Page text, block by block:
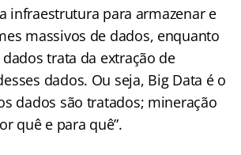
infraestrutura para armazenar e
massivos de dados, enquanto
trata da extração de
dados. Ou seja, Big Data é o
dados são tratados; mineração
quê e para quê”.